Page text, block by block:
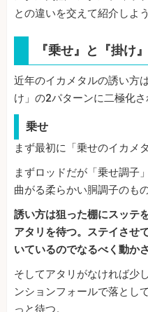
との違いを交えて紹介しよう
『乗せ』と『掛け
近年のイカメタルの誘い方
け」の2パターンに二極化さ
乗せ
まず最初に「乗せのイカメ
まずロッドだが「乗せ調子
曲がる柔らかい胴調子のも
誘い方は狙った棚にスッテ
アタリを待つ。ステイさせ
いているのでなるべく動か
そしてアタリがなければ少
ンションフォールで落とし
っと待つ。